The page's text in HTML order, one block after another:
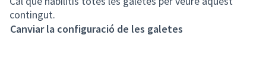
contingut.
Canviar la configuració de les galetes